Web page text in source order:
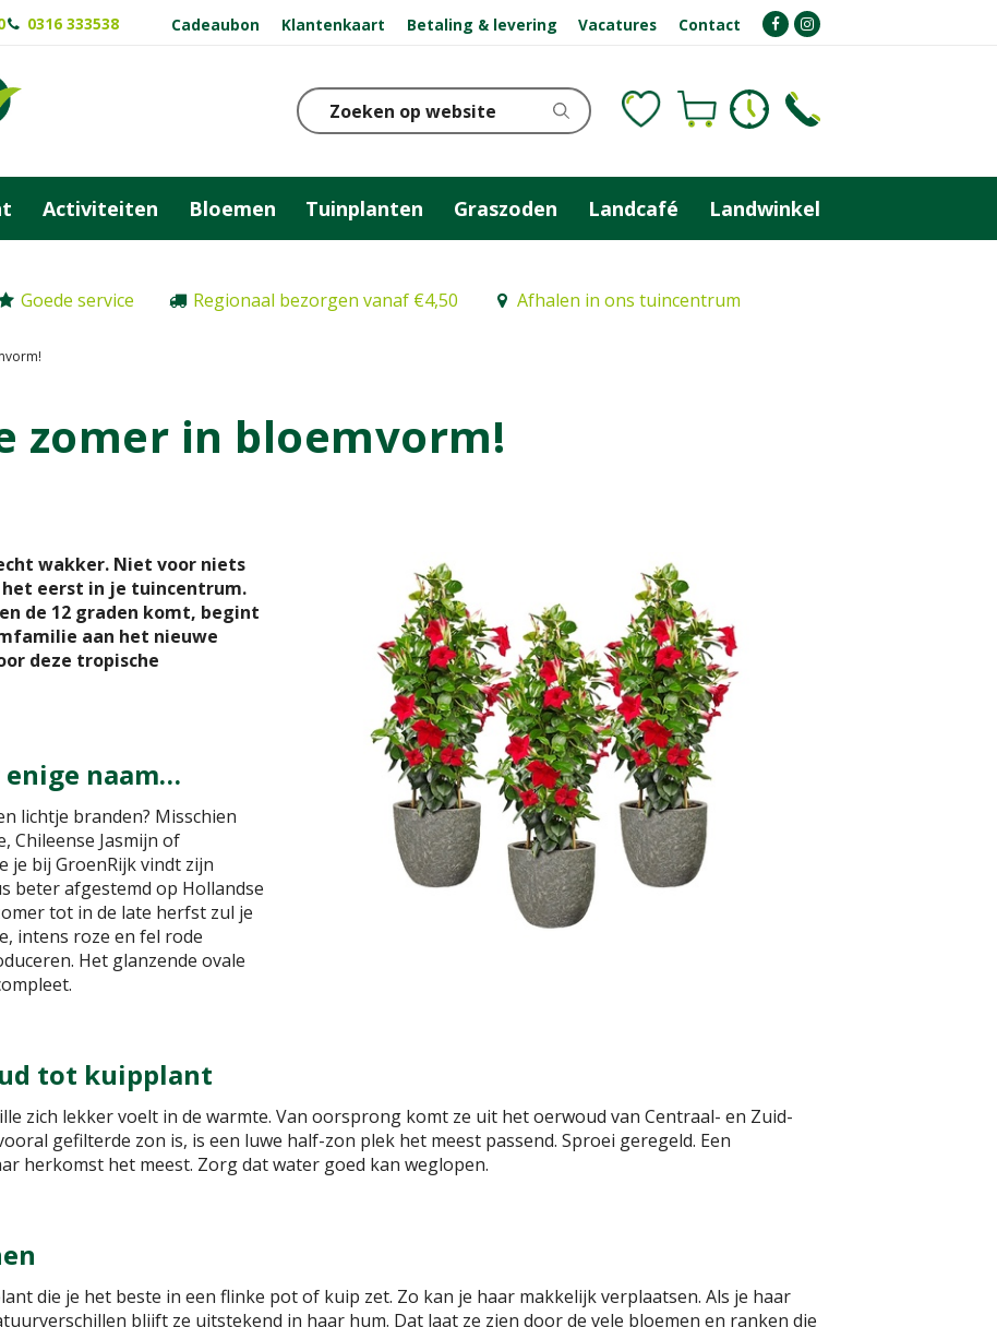
Goede service Regionaal bezorgen vanaf €4,50 Afhalen in ons tuincentrum
0316 333538 Cadeaubon Klantenkaart Betaling & levering Vacatures Contact
Activiteiten Bloemen Tuinplanten Graszoden Landcafé Landwinkel
zomer in bloemvorm!
wakker. Niet voor niets
eerst in je tuincentrum.
de 12 graden komt, begint
aan het nieuwe
deze tropische
naam…
lichtje branden? Misschien
Chileense Jasmijn of
je bij GroenRijk vindt zijn
beter afgestemd op Hollandse
tot in de late herfst zul je
intens roze en fel rode
Het glanzende ovale
tot kuipplant
zich lekker voelt in de warmte. Van oorsprong komt ze uit het oerwoud van Centraal- en Zuid-
gefilterde zon is, is een luwe half-zon plek het meest passend. Sproei geregeld. Een
herkomst het meest. Zorg dat water goed kan weglopen.
die je het beste in een flinke pot of kuip zet. Zo kan je haar makkelijk verplaatsen. Als je haar
blijft ze uitstekend in haar hum. Dat laat ze zien door de vele bloemen en ranken die